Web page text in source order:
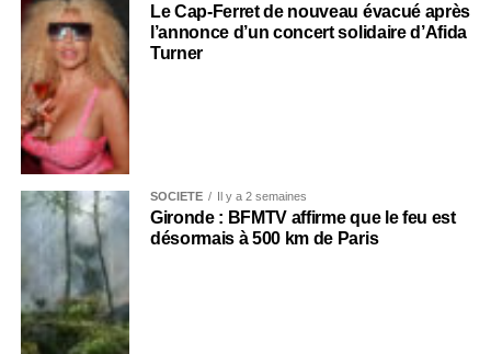
Le Cap-Ferret de nouveau évacué après
l’annonce d’un concert solidaire d’Afida
Turner
SOCIÉTÉ Il y a 2 semaines
Gironde : BFMTV affirme que le feu est
désormais à 500 km de Paris